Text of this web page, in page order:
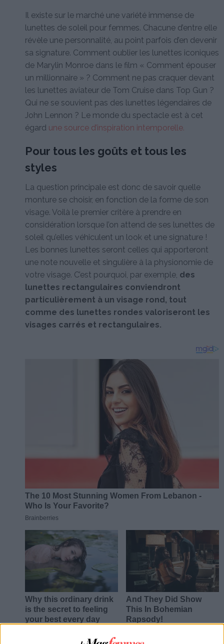
Il existe sur le marché une variété immense de
lunettes de soleil pour femmes. Chacune d’entre elle
révèle une personnalité, au point parfois d’en devenir
sa signature. Comment oublier les lunettes iconiques
de Marylin Monroe dans le film « Comment épouser
un millionnaire » ? Comment ne pas craquer devant
les lunettes aviateur de Tom Cruise dans Top Gun ?
Qui ne se souvient pas des lunettes légendaires de
John Lennon ? Le monde du spectacle est à cet
égard une source d’inspiration intemporelle.
Pour tous les goûts et tous les
styles
La question principale est donc de savoir quelle
monture se choisir, en fonction de la forme de son
visage. Voilà le premier critère à prendre en
considération lorsque l’on attend de ses lunettes de
soleil qu’elles véhiculent un look et une signature !
Les bonnes lunettes seront celles qui apporteront
une note nouvelle et singulière à la physionomie de
votre visage. C’est pourquoi, par exemple, des
lunettes rectangulaires conviendront
particulièrement à un visage rond, tout
comme des lunettes rondes valoriseront les
visages carrés et rectangulaires.